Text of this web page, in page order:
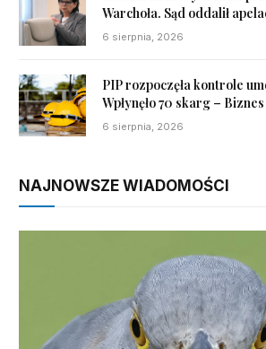
Warchoła. Sąd oddalił
6 sierpnia, 2026
PIP rozpoczęła kontrole
Wpłynęło 70 skarg –
6 sierpnia, 2026
NAJNOWSZE WIADOMOŚCI